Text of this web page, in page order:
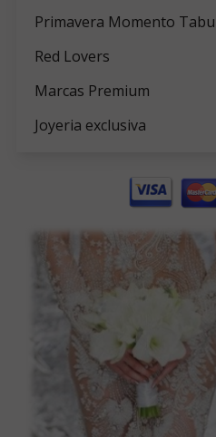
Primavera Momento Tabu
Red Lovers
Marcas Premium
Joyeria exclusiva